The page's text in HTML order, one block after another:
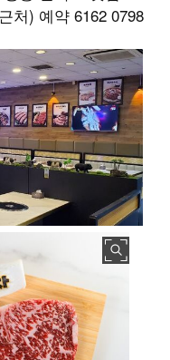
처) 예약 6162 0798